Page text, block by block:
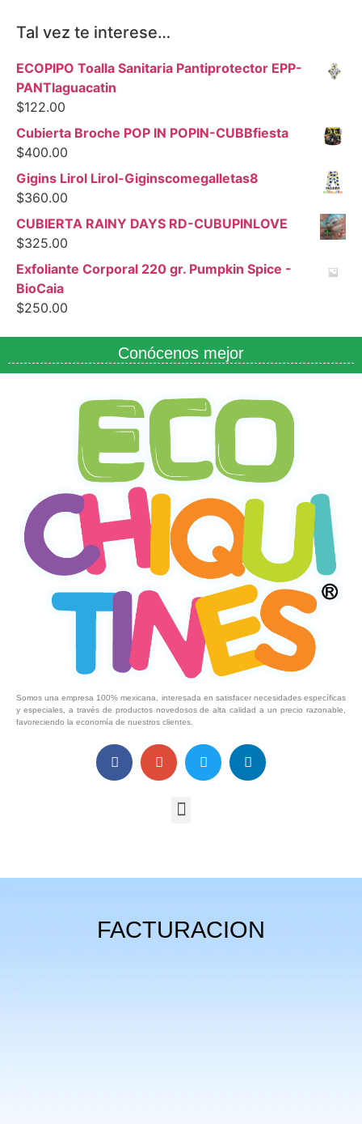
Tal vez te interese…
ECOPIPO Toalla Sanitaria Pantiprotector EPP-
PANTIaguacatin
$122.00
Cubierta Broche POP IN POPIN-CUBBfiesta
$400.00
Gigins Lirol Lirol-Giginscomegalletas8
$360.00
CUBIERTA RAINY DAYS RD-CUBUPINLOVE
$325.00
Exfoliante Corporal 220 gr. Pumpkin Spice -
BioCaia
$250.00
Conócenos mejor
Somos una empresa 100% mexicana, interesada en satisfacer necesidades específicas
y especiales, a través de productos novedosos de alta calidad a un precio razonable,
favoreciendo la economía de nuestros clientes.
FACTURACION